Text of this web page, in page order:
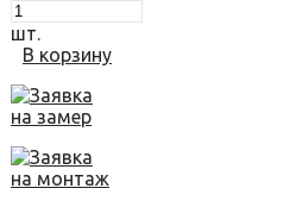
шт.
В корзину
Заявка
на замер
Заявка
на монтаж